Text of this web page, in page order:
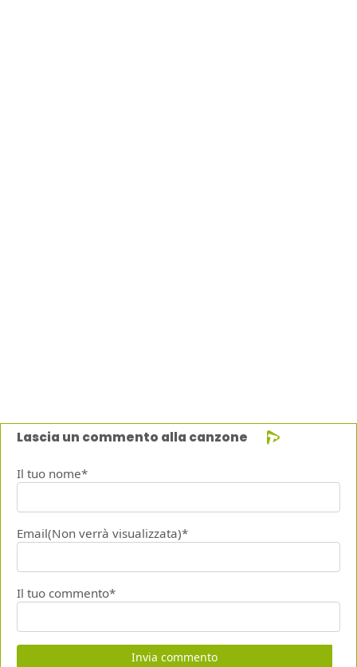
Lascia un commento alla canzone
Il tuo nome*
Email(Non verrà visualizzata)*
Il tuo commento*
Invia commento